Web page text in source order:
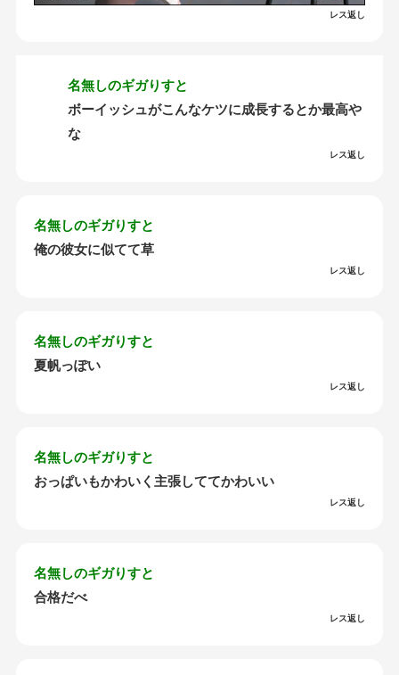
レス返し
名無しのギガりすと
ボーイッシュがこんなケツに成長するとか最高や
な
レス返し
名無しのギガりすと
俺の彼女に似てて草
レス返し
名無しのギガりすと
夏帆っぽい
レス返し
名無しのギガりすと
おっぱいもかわいく主張しててかわいい
レス返し
名無しのギガりすと
合格だべ
レス返し